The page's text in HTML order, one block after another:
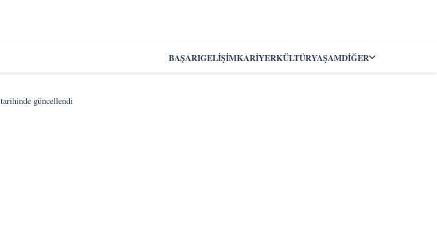
BAŞARIGELIŞIMKARIYERKÜLTÜRYAŞAMDIĞER
tarihinde güncellendi